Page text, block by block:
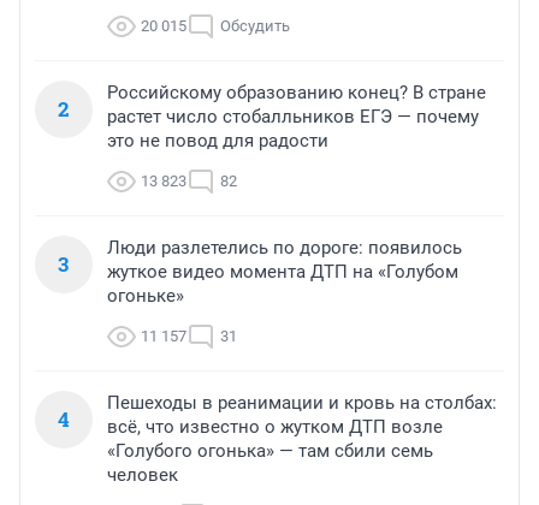
20 015 Обсудить
2
Российскому образованию конец? В стране
растет число стобалльников ЕГЭ — почему
это не повод для радости
13 823 82
3
Люди разлетелись по дороге: появилось
жуткое видео момента ДТП на «Голубом
огоньке»
11 157 31
4
Пешеходы в реанимации и кровь на столбах:
всё, что известно о жутком ДТП возле
«Голубого огонька» — там сбили семь
человек